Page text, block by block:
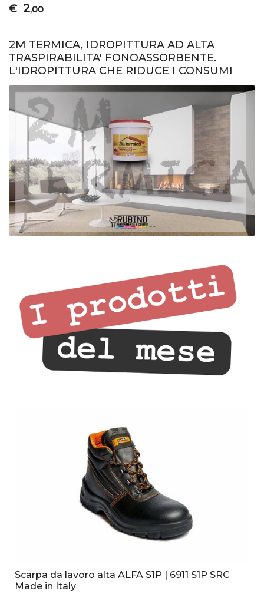
€ 2,00
2M TERMICA, IDROPITTURA AD ALTA
TRASPIRABILITA' FONOASSORBENTE.
L'IDROPITTURA CHE RIDUCE I CONSUMI
Scarpa da lavoro alta ALFA S1P | 6911 S1P SRC
Made in Italy